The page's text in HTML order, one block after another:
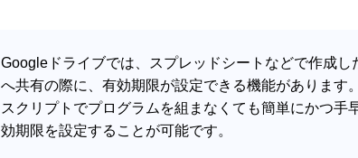
Googleドライブでは、スプレッドシートなどで作成
へ共有の際に、有効期限が設定できる機能があります。
スクリプトでプログラムを組まなくても簡単にかつ手
効期限を設定することが可能です。